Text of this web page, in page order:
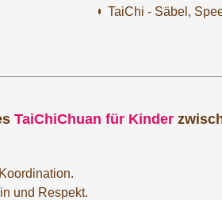
TaiChi - Säbel,
TaiChiChuan für Kinder
und Respekt.